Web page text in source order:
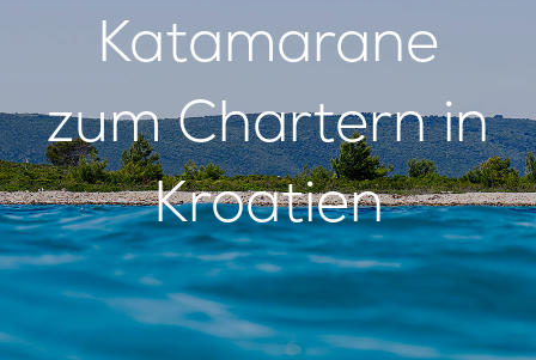
Katamarane
zum Chartern in
Kroatien